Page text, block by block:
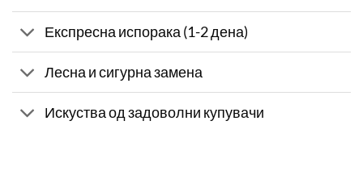
Експресна испорака (1-2 дена)
Лесна и сигурна замена
Искуства од задоволни купувачи